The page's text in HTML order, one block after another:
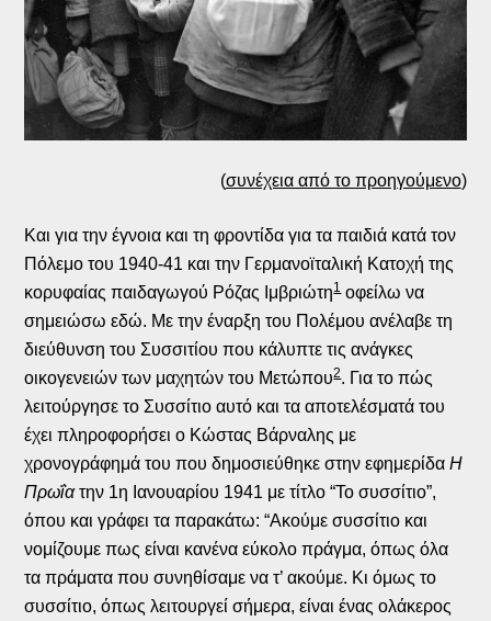
(συνέχεια από το προηγούμενο)
Και για την έγνοια και τη φροντίδα για τα παιδιά κατά τον
Πόλεμο του 1940-41 και την Γερμανοϊταλική Κατοχή της
κορυφαίας παιδαγωγού Ρόζας Ιμβριώτη1 οφείλω να
σημειώσω εδώ. Με την έναρξη του Πολέμου ανέλαβε τη
διεύθυνση του Συσσιτίου που κάλυπτε τις ανάγκες
οικογενειών των μαχητών του Μετώπου2. Για το πώς
λειτούργησε το Συσσίτιο αυτό και τα αποτελέσματά του
έχει πληροφορήσει ο Κώστας Βάρναλης με
χρονογράφημά του που δημοσιεύθηκε στην εφημερίδαΗ
Πρωΐατην 1η Ιανουαρίου 1941 με τίτλο “Το συσσίτιο”,
όπου και γράφει τα παρακάτω: “Ακούμε συσσίτιο και
νομίζουμε πως είναι κανένα εύκολο πράγμα, όπως όλα
τα πράματα που συνηθίσαμε να τ’ ακούμε. Κι όμως το
συσσίτιο, όπως λειτουργεί σήμερα, είναι ένας ολάκερος